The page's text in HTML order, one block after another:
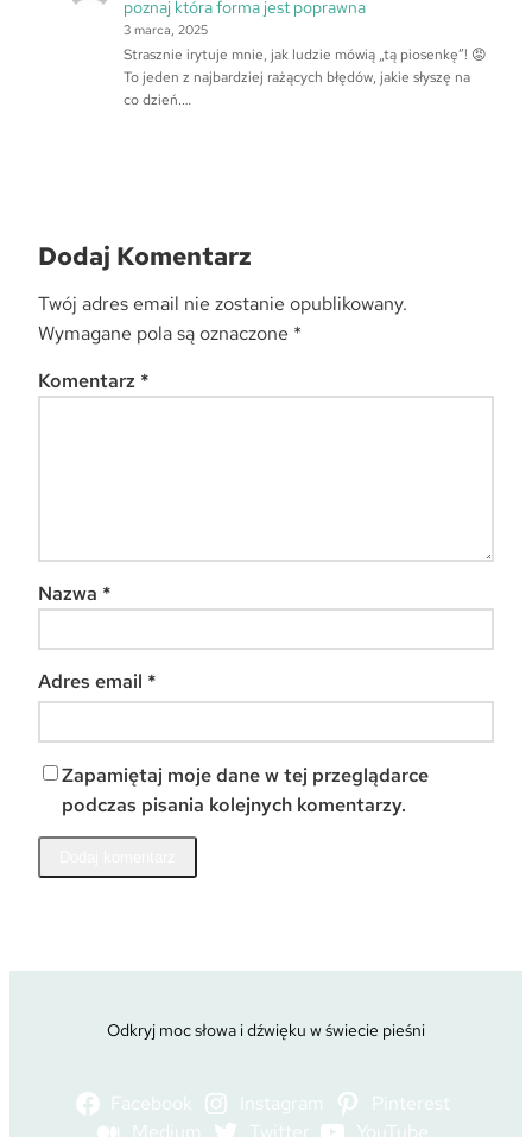
poznaj która forma jest poprawna
3 marca, 2025
Strasznie irytuje mnie, jak ludzie mówią „tą piosenkę”! 😡
To jeden z najbardziej rażących błędów, jakie słyszę na
co dzień.…
Dodaj Komentarz
Twój adres email nie zostanie opublikowany.
Wymagane pola są oznaczone *
Komentarz *
Nazwa *
Adres email *
Zapamiętaj moje dane w tej przeglądarce
podczas pisania kolejnych komentarzy.
Odkryj moc słowa i dźwięku w świecie pieśni
Facebook Instagram
Pinterest
Medium
Twitter YouTube